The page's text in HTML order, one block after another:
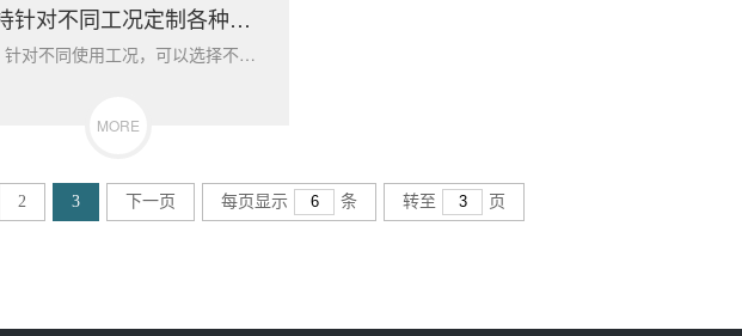
支持针对不同工况定制各种规格锤片
针对不同使用工况，可以选择不同工艺和材料制作各种规格锤片，以达到最佳使用效果。
MORE
2 3 下一页 每页显示 条 转至 页